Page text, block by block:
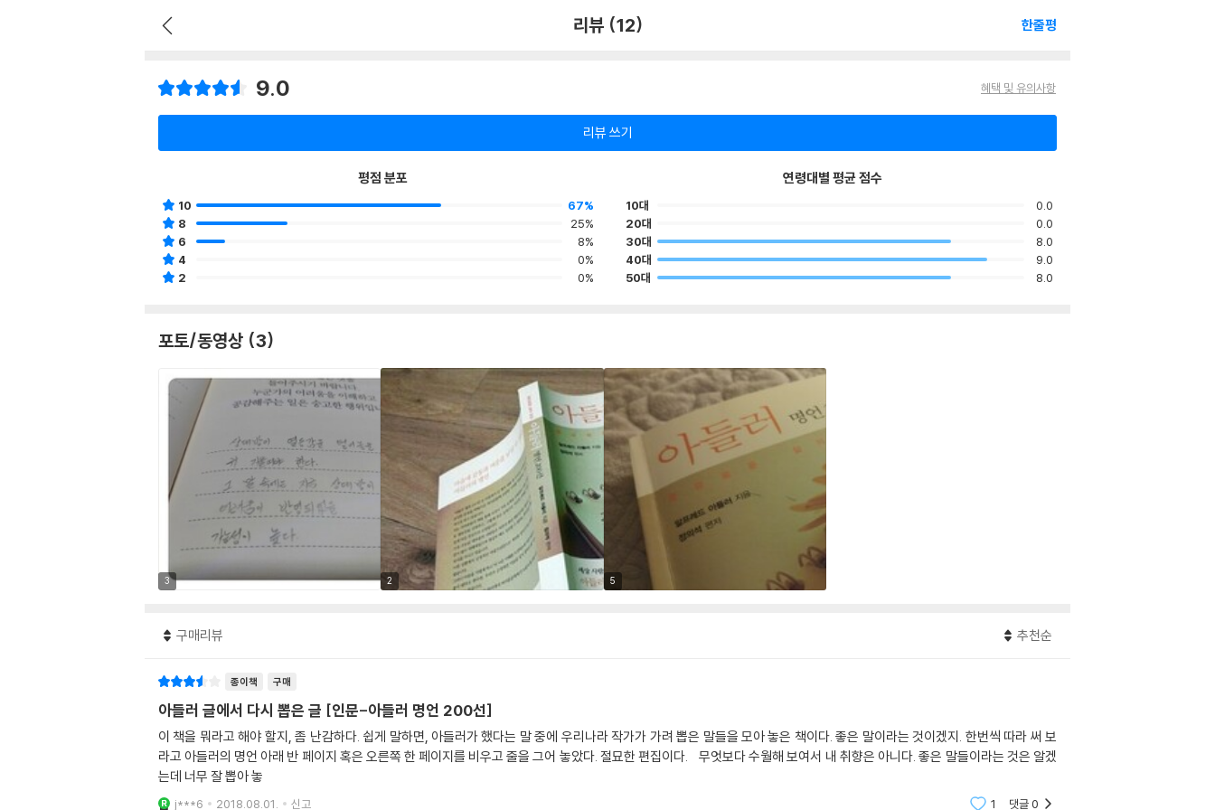
리뷰 (12) 한줄평
9.0 혜택 및 유의사항
리뷰 쓰기
평점 분포
10
67%
8
25%
6
8%
4
0%
2
0%
연령대별 평균 점수
10대
0.0
20대
0.0
30대
8.0
40대
9.0
50대
8.0
포토/동영상 (3)
3 2 5
구매리뷰 추천순
종이책 구매
아들러 글에서 다시 뽑은 글 [인문-아들러 명언 200선]
이 책을 뭐라고 해야 할지, 좀 난감하다. 쉽게 말하면, 아들러가 했다는 말 중에 우리나라 작가가 가려 뽑은 말들을 모아 놓은 책이다. 좋은 말이라는 것이겠지. 한번씩 따라 써 보
라고 아들러의 명언 아래 반 페이지 혹은 오른쪽 한 페이지를 비우고 줄을 그어 놓았다. 절묘한 편집이다. 무엇보다 수월해 보여서 내 취향은 아니다. 좋은 말들이라는 것은 알겠
는데 너무 잘 뽑아 놓
j***6 2018.08.01. 신고 1 댓글0